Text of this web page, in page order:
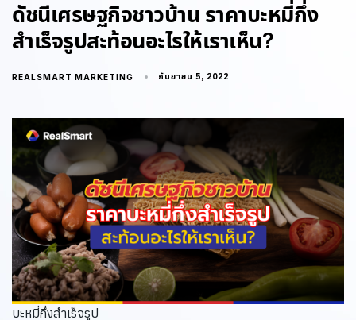
ดัชนีเศรษฐกิจชาวบ้าน ราคาบะหมี่กึ่ง
สำเร็จรูปสะท้อนอะไรให้เราเห็น?
REALSMART MARKETING กันยายน 5, 2022
บะหมี่กึ่งสำเร็จรูป